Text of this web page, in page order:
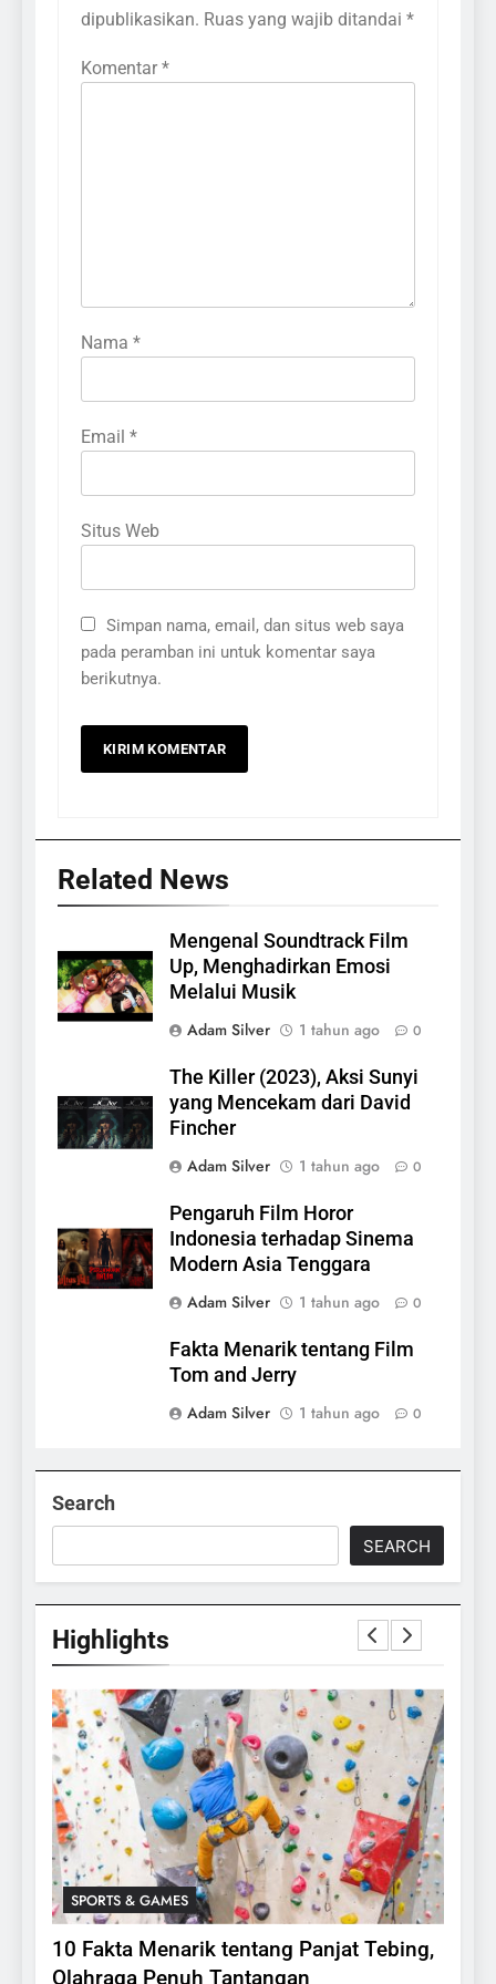
dipublikasikan. Ruas yang wajib ditandai *
Komentar *
Nama *
Email *
Situs Web
Simpan nama, email, dan situs web saya
pada peramban ini untuk komentar saya
berikutnya.
Related News
Mengenal Soundtrack Film
Up, Menghadirkan Emosi
Melalui Musik
Adam Silver
1 tahun ago 0
The Killer (2023), Aksi Sunyi
yang Mencekam dari David
Fincher
Adam Silver
1 tahun ago 0
Pengaruh Film Horor
Indonesia terhadap Sinema
Modern Asia Tenggara
Adam Silver
1 tahun ago 0
Fakta Menarik tentang Film
Tom and Jerry
Adam Silver
1 tahun ago 0
Search
SEARCH
Highlights
SPORTS & GAMES
10 Fakta Menarik tentang Panjat Tebing,
Olahraga Penuh Tantangan